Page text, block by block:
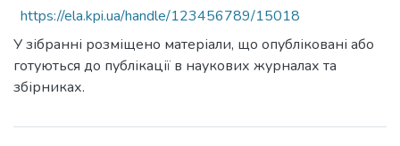
https://ela.kpi.ua/handle/123456789/15018
У зібранні розміщено матеріали, що опубліковані або
готуються до публікації в наукових журналах та
збірниках.